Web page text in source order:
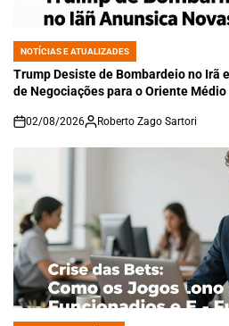
POSTED
IN
NOTÍCIAS E ATUALIZADES
Trump Desiste de Bombardeio no Irã
de Negociações para o Oriente Médio
on
02/08/2026 Roberto Zago Sartori